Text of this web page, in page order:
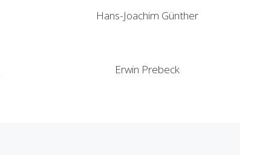
Hans-Joachim Günther
Erwin Prebeck